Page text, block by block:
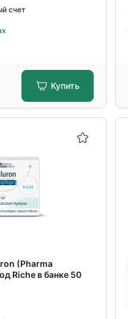
счет
Купить
(Pharma
Riche в банке 50